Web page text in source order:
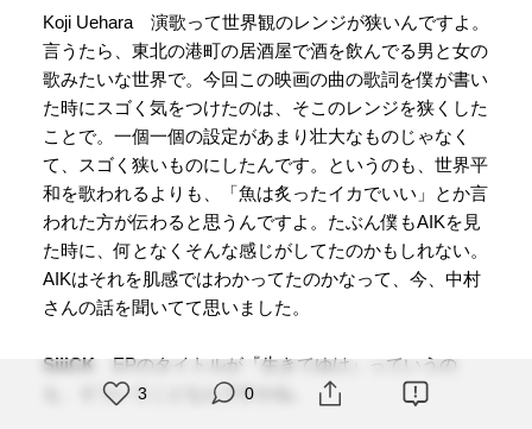
Koji Uehara 演歌って世界観のレンジが狭いんですよ。
言うたら、東北の港町の居酒屋で酒を飲んでる男と女の
歌みたいな世界で。今回この映画の曲の歌詞を僕が書い
た時にスゴく気をつけたのは、そこのレンジを狭くした
ことで。一個一個の設定があまり壮大なものじゃなく
て、スゴく狭いものにしたんです。というのも、世界平
和を歌われるよりも、「魚は炙ったイカでいい」とか言
われた方が伝わると思うんですよ。たぶん僕もAIKを見
た時に、何となくそんな感じがしてたのかもしれない。
AIKはそれを肌感ではわかってたのかなって、今、中村
さんの話を聞いてて思いました。
SiiiCKEPのタイトルが『生きてゆけ』っていうの
も、そういうことなんですかね。
3 0